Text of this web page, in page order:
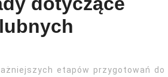
etapów przygotowań do